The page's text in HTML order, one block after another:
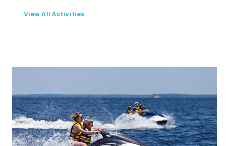
View All Activities